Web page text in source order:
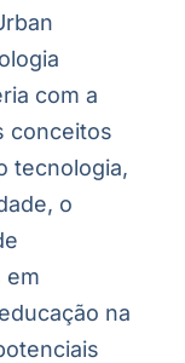
com a
conceitos
tecnologia,
o
em
na